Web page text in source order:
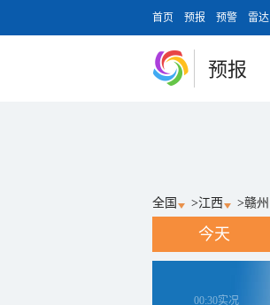
首页 预报 预警 雷达
预报
全国 >江西 >赣州
今天
00:30实况